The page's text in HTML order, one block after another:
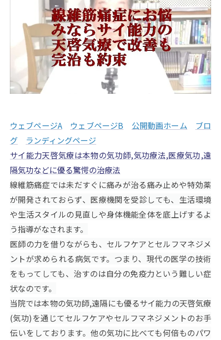
ウェブページA ウェブページB 公開動画ホーム
ブロ
グ
ランディングページ
サイ能力天啓気療は本物の気功師,気功療法,医療気功,遠
隔気功などに優る驚愕の治療法
線維筋痛症では未だすぐに痛みが治る痛み止めや特効薬
が開発されておらず、医療機関を受診しても、生活環境
や生活スタイルの見直しや身体機能全体を底上げするよ
う指導がなされます。
医師の力を借りながらも、セルフケアとセルフマネジメ
ントが求められる病気です。つまり、現代の医学の技術
をもってしても、治すのは自分の免疫力という難しい症
状なのです。
当院では本物の気功師,遠隔にも優るサイ能力の天啓気療
(気功)を通じてセルフケアやセルフマネジメントのお手
伝いをしております。他の気功に比べても何倍ものパワ